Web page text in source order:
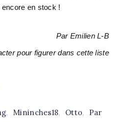
en stock !
Par Emilien L-B
pour figurer dans cette liste
, Mininches18, Otto,
Par